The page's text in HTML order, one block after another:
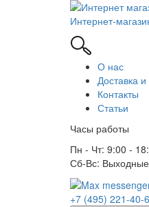
Интернет-
О нас
Доставка
Контакты
Статьи
Часы работы
Пн - Чт: 9:00 -
Сб-Вс: Выходные
+7 (495) 221-40-